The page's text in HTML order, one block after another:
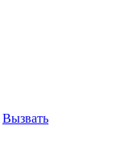
Вызвать